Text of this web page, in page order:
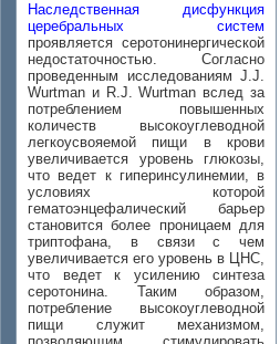
Наследственная дисфункция
церебральных систем
проявляется серотонинергической
недостаточностью. Согласно
проведенным исследованиям J.J.
Wurtman и R.J. Wurtman вслед за
потреблением повышенных
количеств высокоуглеводной
легкоусвояемой пищи в крови
увеличивается уровень глюкозы,
что ведет к гиперинсулинемии, в
условиях которой
гематоэнцефалический барьер
становится более проницаем для
триптофана, в связи с чем
увеличивается его уровень в ЦНС,
что ведет к усилению синтеза
серотонина. Таким образом,
потребление высокоуглеводной
пищи служит механизмом,